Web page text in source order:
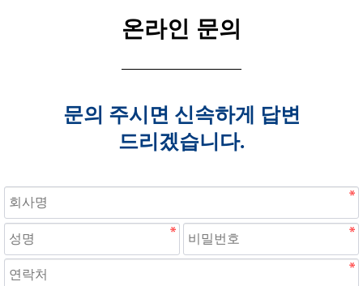
온라인 문의
문의 주시면 신속하게 답변
드리겠습니다.